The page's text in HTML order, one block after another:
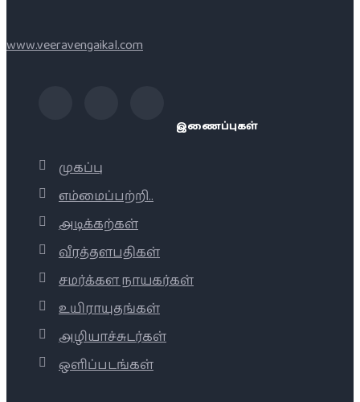
www.veeravengaikal.com
இணைப்புகள்
முகப்பு
எம்மைப்பற்றி..
அடிக்கற்கள்
வீரத்தளபதிகள்
சமர்க்கள நாயகர்கள்
உயிராயுதங்கள்
அழியாச்சுடர்கள்
ஒளிப்படங்கள்